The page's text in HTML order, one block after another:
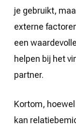
je gebruikt,
externe
een
helpen bij het
partner.
Kortom,
kan